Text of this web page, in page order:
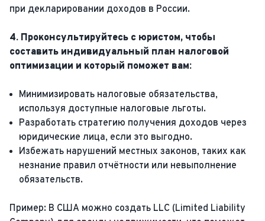
при декларировании доходов в России.
4. Проконсультируйтесь с юристом, чтобы
составить индивидуальный план налоговой
оптимизации и который поможет вам:
Минимизировать налоговые обязательства,
используя доступные налоговые льготы.
Разработать стратегию получения доходов через
юридические лица, если это выгодно.
Избежать нарушений местных законов, таких как
незнание правил отчётности или невыполнение
обязательств.
Пример: В США можно создать LLC (Limited Liability